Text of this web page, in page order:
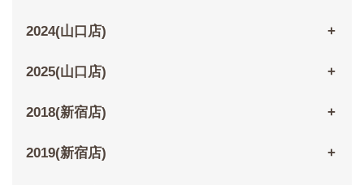
2024(山口店)
2025(山口店)
2018(新宿店)
2019(新宿店)